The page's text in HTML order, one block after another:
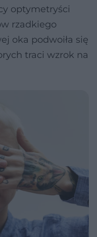
optymetryści
rzadkiego
oka podwoiła się
traci wzrok na